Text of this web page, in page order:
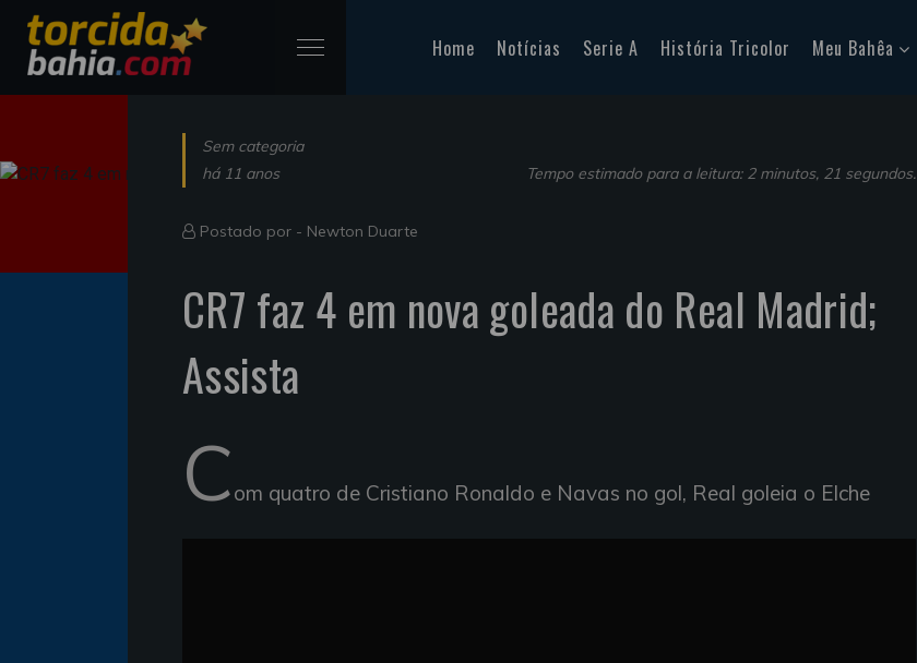
Home Notícias Serie A História Tricolor Meu Bahêa
Sem categoria
há 11 anos
Tempo estimado para a leitura: 2 minutos, 21 segundos.
Postado por - Newton Duarte
CR7 faz 4 em nova goleada do Real Madrid;
Assista
Com quatro de Cristiano Ronaldo e Navas no gol, Real goleia o Elche